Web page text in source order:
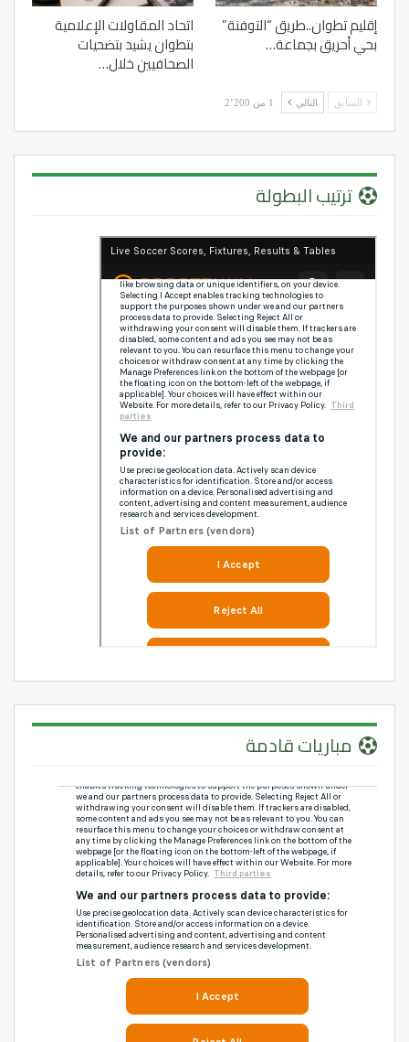
إقليم تطوان..طريق “التوفنة”
بحي أحريق بجماعة…
اتحاد المقاولات الإعلامية
بتطوان يشيد بتضحيات
الصحافيين خلال…
السابق التالي 1 من 2٬200
ترتيب البطولة
مباريات قادمة